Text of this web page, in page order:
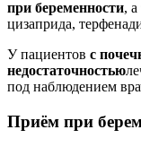
при беременности,
цизаприда,
У пациентов с
недостаточностью
под наблюдением
Приём при